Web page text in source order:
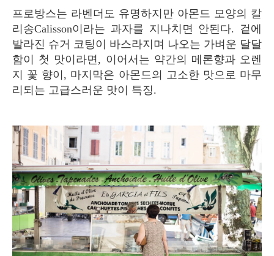
프로방스는 라벤더도 유명하지만 아몬드 모양의 칼
리송Calisson이라는 과자를 지나치면 안된다. 겉에
발라진 슈거 코팅이 바스라지며 나오는 가벼운 달달
함이 첫 맛이라면, 이어서는 약간의 메론향과 오렌
지 꽃 향이, 마지막은 아몬드의 고소한 맛으로 마무
리되는 고급스러운 맛이 특징.